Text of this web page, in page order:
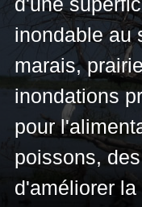
d'une
inondable au
marais,
inondations
pour
poissons,
d'améliorer